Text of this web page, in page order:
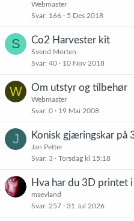
Webmaster
Svar 166 5 Des 2018
S Co2 Harvester kit
Svend Morten
Svar 40 10 Nov 2018
W Om utstyr og tilbehør
Webmaster
Svar 0 19 Mai 2008
J Konisk gjæringskar på
Jan Petter
Svar 3 Torsdag kl 15:18
Hva har du 3D printet
msevland
Svar 257 31 Jul 2026